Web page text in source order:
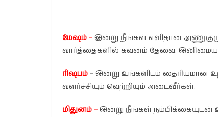
மேஷம் – இன்று நீங்கள் எளிதான
வார்த்தைகளில் கவனம் தேவை.
ரிஷபம் – இன்று உங்களிடம் தைரியமான
வளர்ச்சியும் வெற்றியும் அடைவீர்கள்.
மிதுனம் – இன்று நீங்கள் நம்பிக்கையுடன்